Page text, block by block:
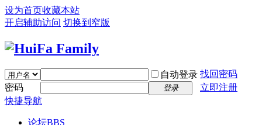
设为首页收藏本站
开启辅助访问 切换到窄版
自动登录 找回密码
密码
登录
立即注册
快捷导航
论坛BBS